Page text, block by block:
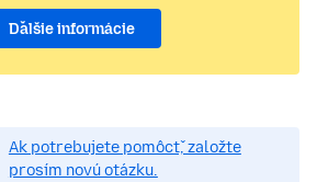
Ďalšie informácie
Ak potrebujete pomôcť, založte
prosím novú otázku.